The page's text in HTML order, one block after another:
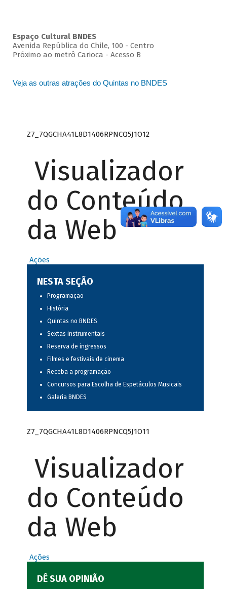
Espaço Cultural BNDES
Avenida República do Chile, 100 - Centro
Próximo ao metrô Carioca - Acesso B
Veja as outras atrações do Quintas no BNDES
Z7_7QGCHA41L8D1406RPNCQ5J1O12
Visualizador
do Conteúdo
da Web
Ações
NESTA SEÇÃO
Programação
História
Quintas no BNDES
Sextas instrumentais
Reserva de ingressos
Filmes e festivais de cinema
Receba a programação
Concursos para Escolha de Espetáculos Musicais
Galeria BNDES
Z7_7QGCHA41L8D1406RPNCQ5J1O11
Visualizador
do Conteúdo
da Web
Ações
DÊ SUA OPINIÃO